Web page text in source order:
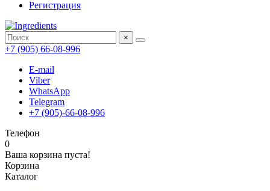
Регистрация
×
+7 (905) 66-08-996
E-mail
Viber
WhatsApp
Telegram
+7 (905)-66-08-996
Телефон
0
Ваша корзина пуста!
Корзина
Каталог